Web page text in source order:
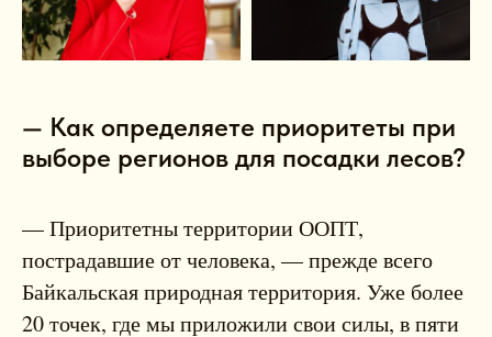
— Как определяете приоритеты при
выборе регионов для посадки лесов?
— Приоритетны территории ООПТ,
пострадавшие от человека, — прежде всего
Байкальская природная территория. Уже более
20 точек, где мы приложили свои силы, в пяти